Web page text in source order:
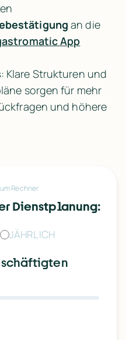
an die
App
: Klare Strukturen und
sorgen für mehr
und höhere
Rechner
Dienstplanung:
JÄHRLICH